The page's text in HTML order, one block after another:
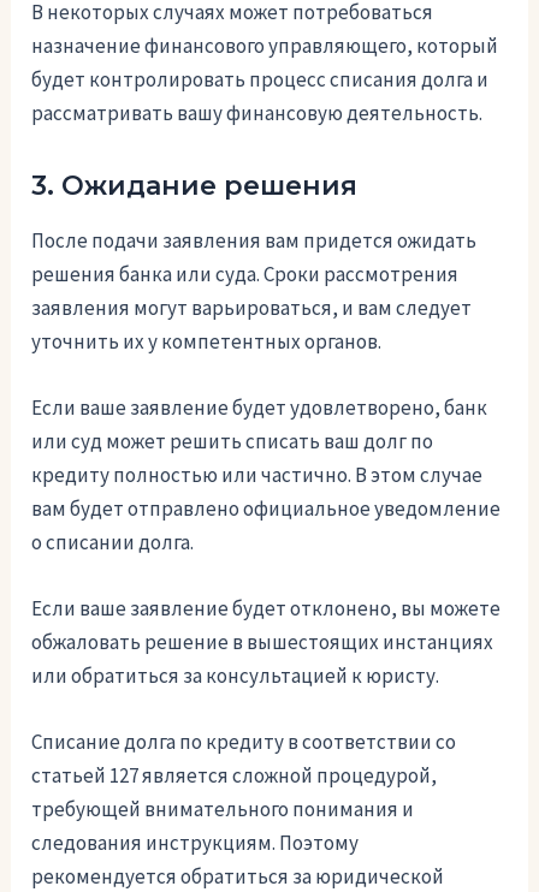
В некоторых случаях может потребоваться
назначение финансового управляющего, который
будет контролировать процесс списания долга и
рассматривать вашу финансовую деятельность.
3. Ожидание решения
После подачи заявления вам придется ожидать
решения банка или суда. Сроки рассмотрения
заявления могут варьироваться, и вам следует
уточнить их у компетентных органов.
Если ваше заявление будет удовлетворено, банк
или суд может решить списать ваш долг по
кредиту полностью или частично. В этом случае
вам будет отправлено официальное уведомление
о списании долга.
Если ваше заявление будет отклонено, вы можете
обжаловать решение в вышестоящих инстанциях
или обратиться за консультацией к юристу.
Списание долга по кредиту в соответствии со
статьей 127 является сложной процедурой,
требующей внимательного понимания и
следования инструкциям. Поэтому
рекомендуется обратиться за юридической